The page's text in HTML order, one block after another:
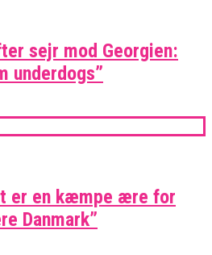
sejr mod Georgien:
underdogs”
er en kæmpe ære for
Danmark”